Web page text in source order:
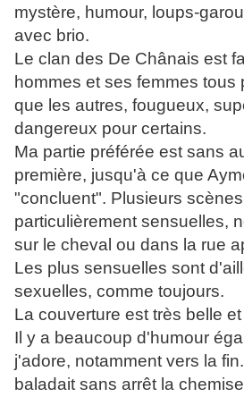
mystère, humour, loups-
avec brio.
Le clan des De Chânais est
hommes et ses femmes tous
que les autres, fougueux,
dangereux pour certains.
Ma partie préférée est sans
première, jusqu'à ce que
"concluent". Plusieurs
particulièrement sensuelles,
sur le cheval ou dans la rue
Les plus sensuelles sont
sexuelles, comme toujours.
La couverture est très belle
Il y a beaucoup d'humour
j'adore, notamment vers la
baladait sans arrêt la